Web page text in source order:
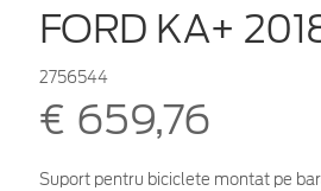
FORD KA+
2756544
€ 659,76
Suport pentru biciclete montat pe